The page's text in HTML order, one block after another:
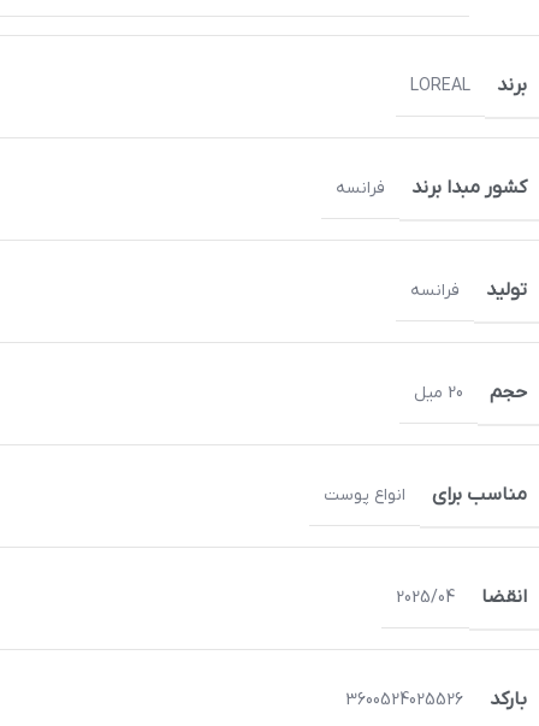
برند LOREAL
کشور مبدا برند فرانسه
تولید فرانسه
حجم 20 میل
مناسب برای انواع پوست
انقضا 2025/04
بارکد 3600524025526